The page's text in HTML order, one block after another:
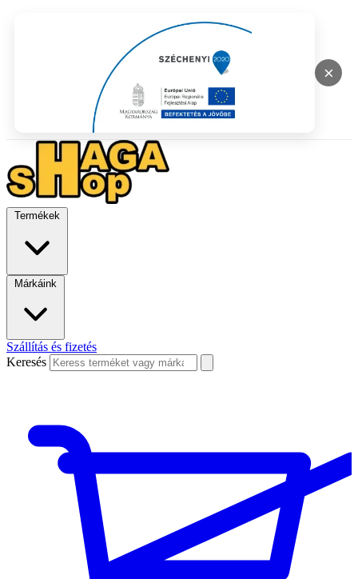
×
Termékek
Márkáink
Szállítás és fizetés
Keresés